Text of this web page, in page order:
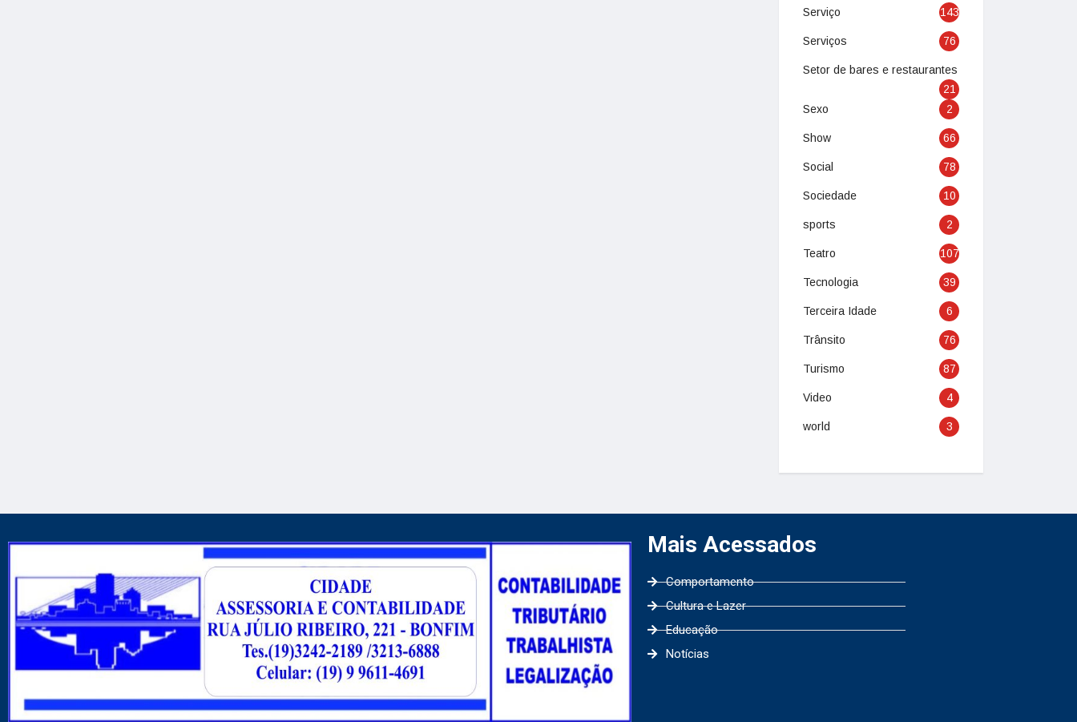
Serviço 143
Serviços 76
Setor de bares e restaurantes
21
Sexo
2
Show 66
Social 78
Sociedade 10
sports 2
Teatro 107
Tecnologia 39
Terceira Idade 6
Trânsito 76
Turismo 87
Video 4
world 3
Mais Acessados
Comportamento
Cultura e Lazer
Educação
Notícias